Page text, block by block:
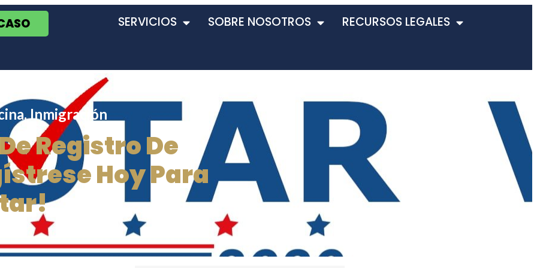
SERVICIOS SOBRE NOSOTROS RECURSOS LEGALES
,Inmigración
Registro De
Hoy Para